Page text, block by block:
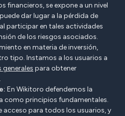
financieros, se expone a un nivel
dar lugar a la pérdida de
participar en tales actividades
de los riesgos asociados.
en materia de inversión,
tipo. Instamos a los usuarios a
generales para obtener
En Wikitoro defendemos la
como principios fundamentales.
acceso para todos los usuarios, y